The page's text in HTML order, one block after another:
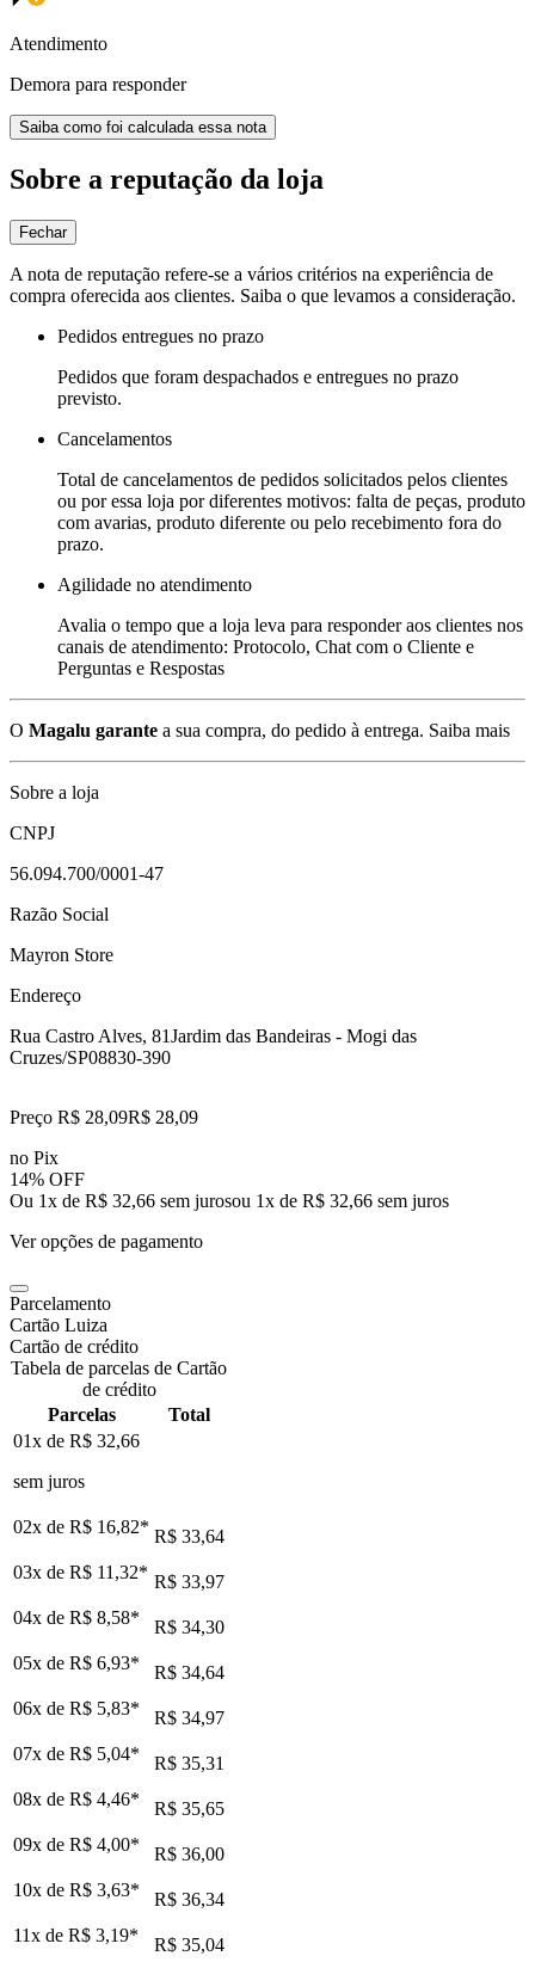
Atendimento
Demora para responder
Saiba como foi calculada essa nota
Sobre a reputação da loja
Fechar
A nota de reputação refere-se a vários critérios na experiência de
compra oferecida aos clientes. Saiba o que levamos a consideração.
Pedidos entregues no prazo
Pedidos que foram despachados e entregues no prazo
previsto.
Cancelamentos
Total de cancelamentos de pedidos solicitados pelos clientes
ou por essa loja por diferentes motivos: falta de peças, produto
com avarias, produto diferente ou pelo recebimento fora do
prazo.
Agilidade no atendimento
Avalia o tempo que a loja leva para responder aos clientes nos
canais de atendimento: Protocolo, Chat com o Cliente e
Perguntas e Respostas
O Magalu garante a sua compra, do pedido à entrega. Saiba mais
Sobre a loja
CNPJ
56.094.700/0001-47
Razão Social
Mayron Store
Endereço
Rua Castro Alves, 81Jardim das Bandeiras - Mogi das
Cruzes/SP08830-390
Preço R$ 28,09R$ 28,09
no Pix
14% OFF
Ou 1x de R$ 32,66 sem jurosou 1x de R$ 32,66 sem juros
Ver opções de pagamento
Parcelamento
Cartão Luiza
Cartão de crédito
Tabela de parcelas de Cartão
de crédito
Parcelas
Total
01x de R$ 32,66
sem juros
02x de R$ 16,82* R$ 33,64
03x de R$ 11,32* R$ 33,97
04x de R$ 8,58*
R$ 34,30
05x de R$ 6,93*
R$ 34,64
06x de R$ 5,83*
R$ 34,97
07x de R$ 5,04*
R$ 35,31
08x de R$ 4,46*
R$ 35,65
09x de R$ 4,00*
R$ 36,00
10x de R$ 3,63*
R$ 36,34
11x de R$ 3,19*
R$ 35,04